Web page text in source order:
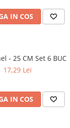
IN COS
- 25 CM Set 6 BUC
17,29 Lei
IN COS